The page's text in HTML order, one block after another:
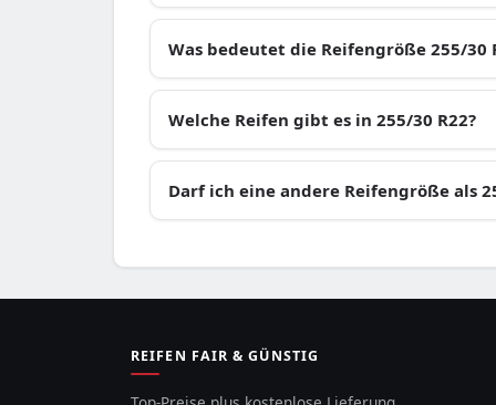
Was bedeutet die Reifengröße 255/30
Welche Reifen gibt es in 255/30 R22?
Darf ich eine andere Reifengröße als
REIFEN FAIR & GÜNSTIG